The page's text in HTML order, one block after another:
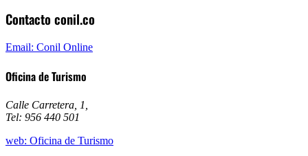
Contacto conil.co
Email: Conil Online
Oficina de Turismo
Calle Carretera, 1,
Tel: 956 440 501
web: Oficina de Turismo